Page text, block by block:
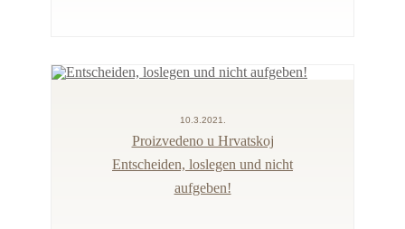
10.3.2021.
Proizvedeno u Hrvatskoj
Entscheiden, loslegen und nicht
aufgeben!